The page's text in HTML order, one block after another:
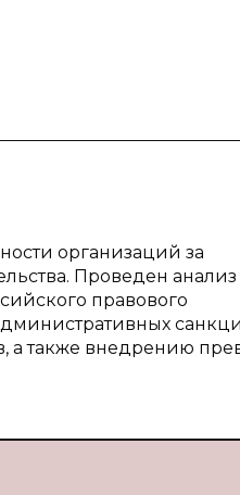
организаций за
Проведен анализ
правового
а также внедрению